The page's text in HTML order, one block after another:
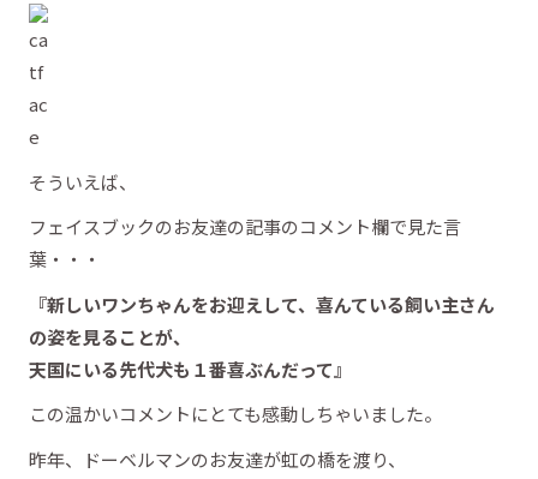
そういえば、
フェイスブックのお友達の記事のコメント欄で見た言
葉・・・
『新しいワンちゃんをお迎えして、喜んている飼い主さん
の姿を見ることが、
天国にいる先代犬も１番喜ぶんだって』
この温かいコメントにとても感動しちゃいました。
昨年、ドーベルマンのお友達が虹の橋を渡り、